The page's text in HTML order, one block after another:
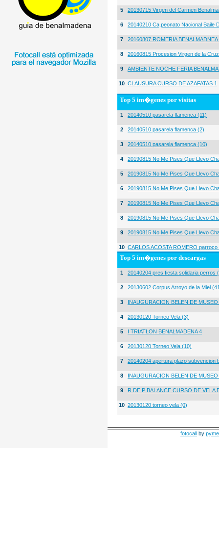
5 20130715 Virgen del Carmen
6 20140210 Ca,peonato Nacional Baile
7 20160807 ROMERIA
8 20160815 Procesion Virgen de la
9 AMBIENTE NOCHE FERIA
10 CLAUSURA CURSO DE AZAFATAS 1
Top 5 im�genes por visitas
1 20140510 pasarela flamenca (11)
2 20140510 pasarela flamenca (2)
3 20140510 pasarela flamenca (10)
4 20190815 No Me Pises Que Llevo
5 20190815 No Me Pises Que Llevo
6 20190815 No Me Pises Que Llevo
7 20190815 No Me Pises Que Llevo
8 20190815 No Me Pises Que Llevo
9 20190815 No Me Pises Que Llevo
10 CARLOS ACOSTA ROMERO
Top 5 im�genes por descargas
1 20140204 pres fiesta solidaria perros
2 20130602 Corpus Arroyo de la Miel
3 INAUGURACION BELEN DE
4 20130120 Torneo Vela (3)
5 I TRIATLON BENALMADENA 4
6 20130120 Torneo Vela (10)
7 20140204 apertura plazo subvencion
8 INAUGURACION BELEN DE
9 R DE P BALANCE CURSO DE VELA
10 20130120 torneo vela (0)
fotocall by